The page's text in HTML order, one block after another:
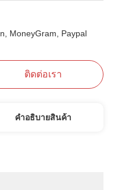
MoneyGram, Paypal
ติดต่อเรา
คําอธิบายสินค้า